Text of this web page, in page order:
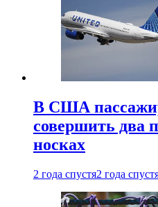
В США
совершить два
носках
2 года спустя2 года